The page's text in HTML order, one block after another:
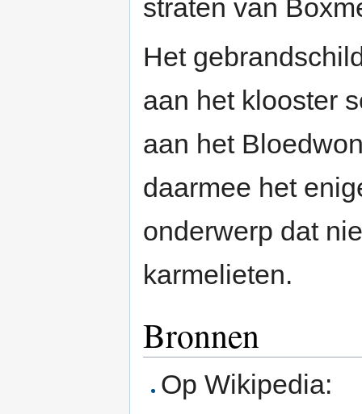
straten van
Het
aan het klooster
aan het
daarmee het
onderwerp dat
karmelieten.
Bronnen
Op Wikipedia: